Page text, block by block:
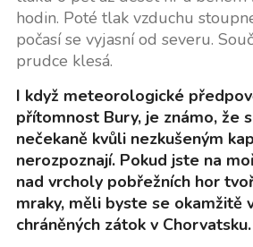
hodin. Poté tlak vzduchu
počasí se vyjasní od severu.
prudce klesá.
I když meteorologické
přítomnost Bury, je známo, že
nečekaně kvůli nezkušeným
nerozpoznají. Pokud jste na
nad vrcholy pobřežních hor
mraky, měli byste se okamžitě
chráněných zátok v Chorvatsku.